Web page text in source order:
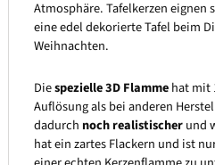
Atmosphäre. Tafelkerzen eignen
eine edel dekorierte Tafel beim
Weihnachten.
Diespezielle 3D Flammehat mit
Auflösung als bei anderen
dadurch noch realistischerund
hat ein zartes Flackern und ist